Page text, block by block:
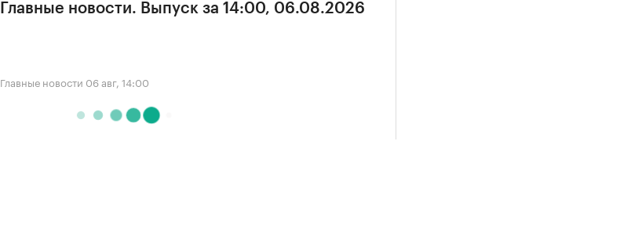
Главные новости. Выпуск за 14:00, 06.08.2026
Главные новости 06 авг, 14:00